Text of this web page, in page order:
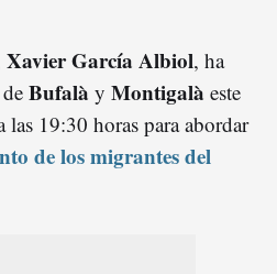
Xavier García Albiol, ha
Bufalà y Montigalà este
19:30 horas para abordar
de los migrantes del